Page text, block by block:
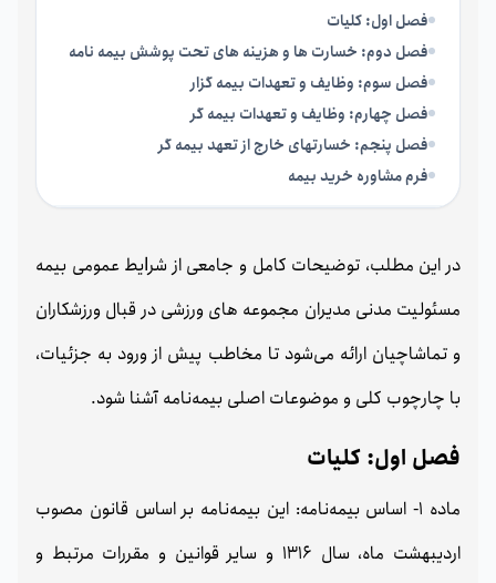
فصل اول: کلیات
فصل دوم: خسارت ها و هزینه های تحت پوشش بیمه نامه
فصل سوم: وظایف و تعهدات بیمه گزار
فصل چهارم: وظایف و تعهدات بیمه گر
فصل پنجم: خسارتهای خارج از تعهد بیمه گر
فرم مشاوره خرید بیمه
در این مطلب، توضیحات کامل و جامعی از ﺷﺮﺍﯾﻂ ﻋﻤﻮﻣﯽ بیمه
مسئولیت مدنی مدیران مجموعه های ورزشی در قبال ورزشکاران
و تماشاچیان ارائه می‌شود تا مخاطب پیش از ورود به جزئیات،
با چارچوب کلی و موضوعات اصلی بیمه‌نامه آشنا شود.
فصل اول: کلیات
ماده 1- اساس بیمه‌نامه: این بیمه‌نامه بر اساس قانون مصوب
اردیبهشت ماه، سال 1316 و سایر قوانین و مقررات مرتبط و